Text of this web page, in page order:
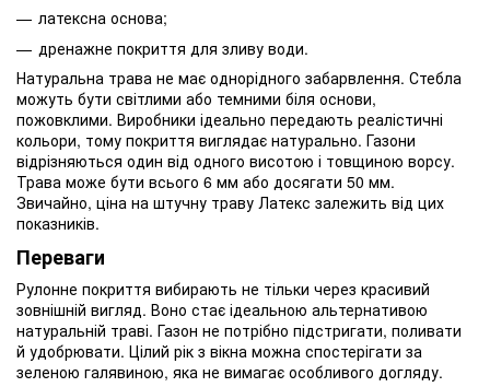
латексна основа;
дренажне покриття для зливу води.
Натуральна трава не має однорідного забарвлення. Стебла
можуть бути світлими або темними біля основи,
пожовклими. Виробники ідеально передають реалістичні
кольори, тому покриття виглядає натурально. Газони
відрізняються один від одного висотою і товщиною ворсу.
Трава може бути всього 6 мм або досягати 50 мм.
Звичайно, ціна на штучну траву Латекс залежить від цих
показників.
Переваги
Рулонне покриття вибирають не тільки через красивий
зовнішній вигляд. Воно стає ідеальною альтернативою
натуральній траві. Газон не потрібно підстригати, поливати
й удобрювати. Цілий рік з вікна можна спостерігати за
зеленою галявиною, яка не вимагає особливого догляду.